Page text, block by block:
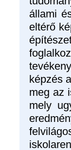
állami
eltérő
képzés
meg az
mely